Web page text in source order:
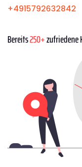
+4915792632842
Bereits250+zufriedene